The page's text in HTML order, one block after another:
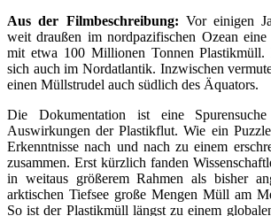
Aus der Filmbeschreibung: Vor einigen
weit draußen im nordpazifischen Ozean
mit etwa 100 Millionen Tonnen Plastikmüll.
sich auch im Nordatlantik. Inzwischen
einen Müllstrudel auch südlich des Äquators.
Die Dokumentation ist eine
Auswirkungen der Plastikflut. Wie ein
Erkenntnisse nach und nach zu einem
zusammen. Erst kürzlich fanden
in weitaus größerem Rahmen als bisher
arktischen Tiefsee große Mengen Müll am
So ist der Plastikmüll längst zu einem